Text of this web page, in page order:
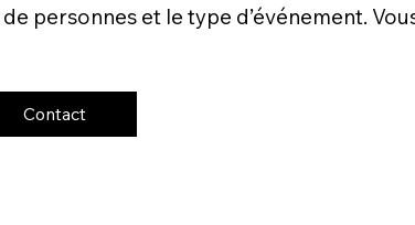
personnes et le type d’événement.
Contact